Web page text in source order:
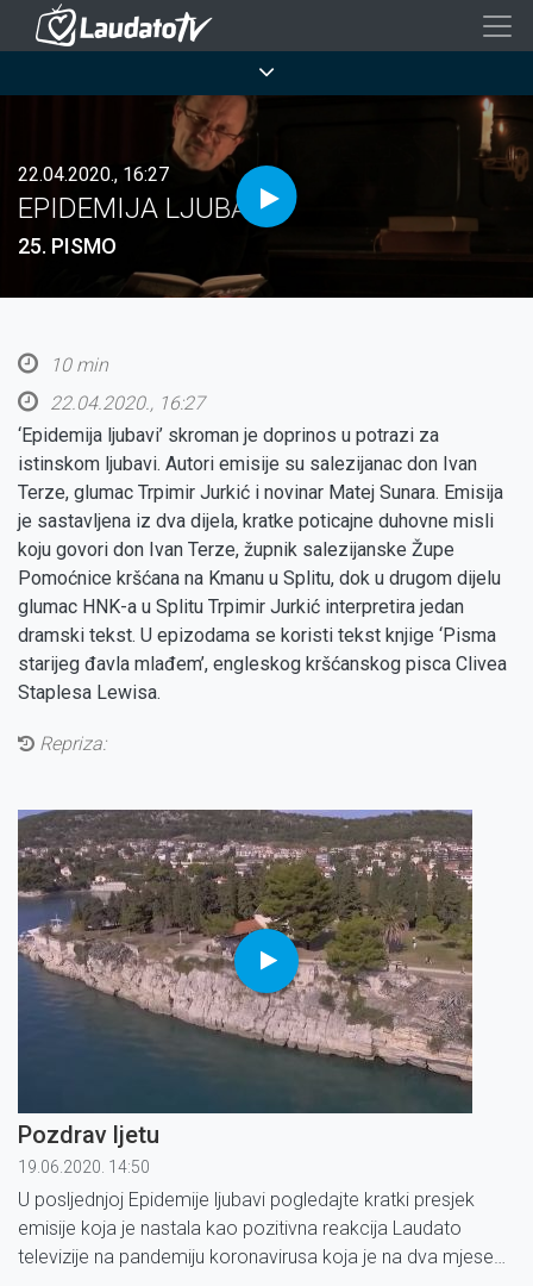
Skoči
sadržaj
22.04.2020., 16:27
EPIDEMIJA LJUBAVI
25. PISMO
10 min
22.04.2020., 16:27
‘Epidemija ljubavi’ skroman je doprinos u potrazi za
istinskom ljubavi. Autori emisije su salezijanac don Ivan
Terze, glumac Trpimir Jurkić i novinar Matej Sunara. Emisija
je sastavljena iz dva dijela, kratke poticajne duhovne misli
koju govori don Ivan Terze, župnik salezijanske Župe
Pomoćnice kršćana na Kmanu u Splitu, dok u drugom dijelu
glumac HNK-a u Splitu Trpimir Jurkić interpretira jedan
dramski tekst. U epizodama se koristi tekst knjige ‘Pisma
starijeg đavla mlađem’, engleskog kršćanskog pisca Clivea
Staplesa Lewisa.
Repriza:
Pozdrav ljetu
19.06.2020. 14:50
U posljednjoj Epidemije ljubavi pogledajte kratki presjek
emisije koja je nastala kao pozitivna reakcija Laudato
televizije na pandemiju koronavirusa koja je na dva mjeseca